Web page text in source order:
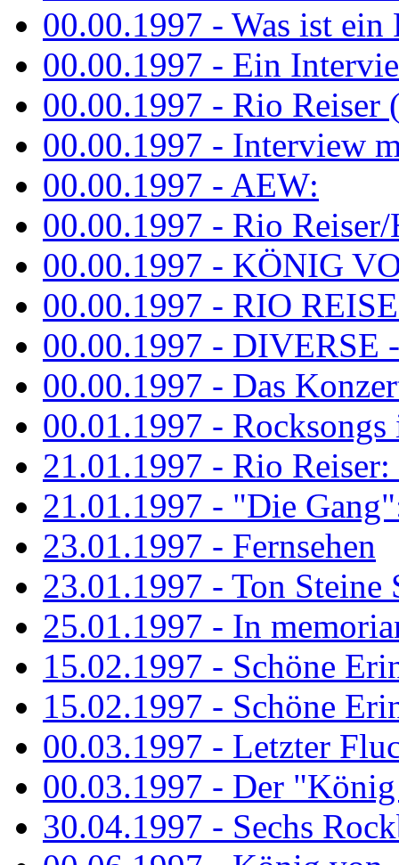
00.00.1997 - Was ist ein
00.00.1997 - Ein
00.00.1997 - Rio Reiser
00.00.1997 - Interview
00.00.1997 - AEW:
00.00.1997 - Rio Reiser/
00.00.1997 - KÖNIG
00.00.1997 - RIO
00.00.1997 - DIVERSE
00.00.1997 - Das
00.01.1997 -
21.01.1997 - Rio
21.01.1997 - "Die
23.01.1997 - Fernsehen
23.01.1997 - Ton Steine
25.01.1997 - In
15.02.1997 - Schöne
15.02.1997 - Schöne
00.03.1997 - Letzter
00.03.1997 - Der
30.04.1997 - Sechs